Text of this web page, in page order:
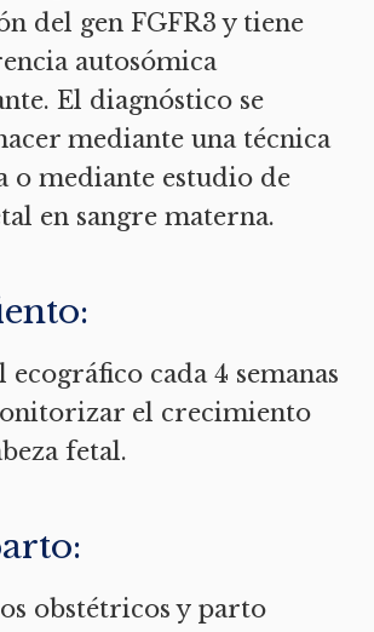
del gen FGFR3 y tiene
autosómica
El diagnóstico se
mediante una técnica
o mediante estudio de
en sangre materna.
cada 4 semanas
el crecimiento
fetal.
obstétricos y parto